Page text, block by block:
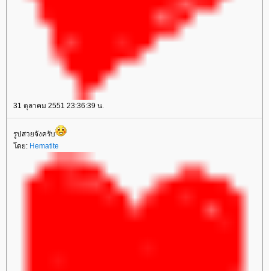
31 ตุลาคม 2551 23:36:39 น.
รูปสวยจังครับ
ดย: Hematite